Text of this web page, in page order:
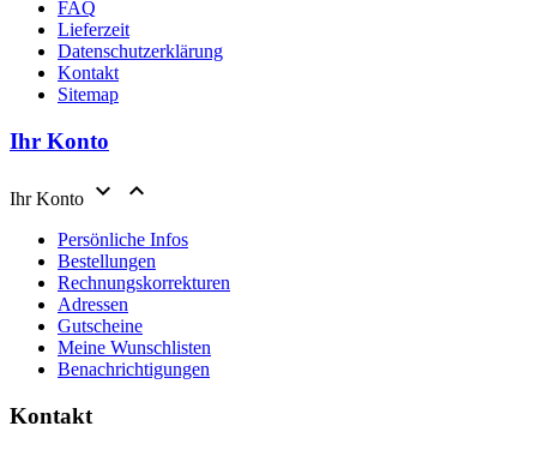
FAQ
Lieferzeit
Datenschutzerklärung
Kontakt
Sitemap
Ihr Konto
Ihr Konto  
Persönliche Infos
Bestellungen
Rechnungskorrekturen
Adressen
Gutscheine
Meine Wunschlisten
Benachrichtigungen
Kontakt